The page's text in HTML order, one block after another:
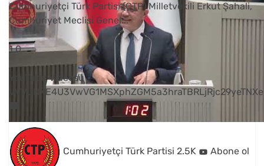
Cumhuriyetçi Türk Partisi (CTP) Milletvekili Erkut Şahali,
Cumhuriyet Meclisi Genel...
1 0
YouTube Videosu
Cumhuriyetçi Türk Partisi 2.5K Abone ol